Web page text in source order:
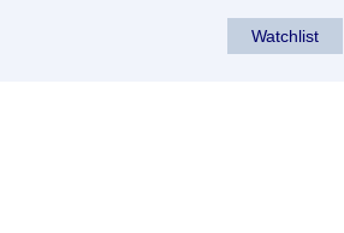
Watchlist